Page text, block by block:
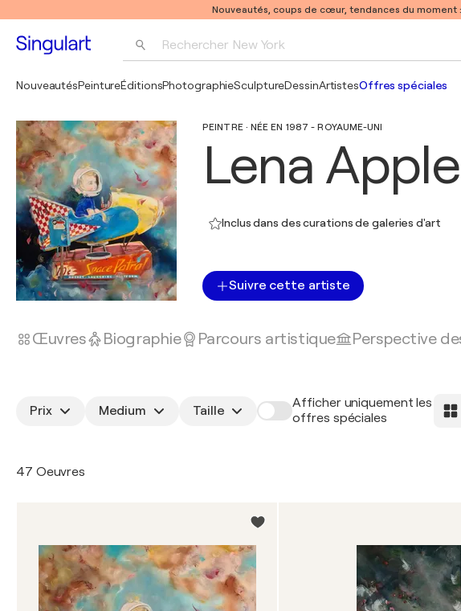
Nouveautés, coups de cœur, tendances du moment :
Rechercher New York
NouveautésPeintureÉditionsPhotographieSculptureDessinArtistesOffres spéciales
PEINTRE · NÉE EN 1987 - ROYAUME-UNI
Lena
Inclus dans des curations de galeries d'art
Suivre cette artiste
Œuvres Biographie Parcours artistique Perspective
Prix Medium Taille
Afficher uniquement les
offres spéciales
47 Oeuvres